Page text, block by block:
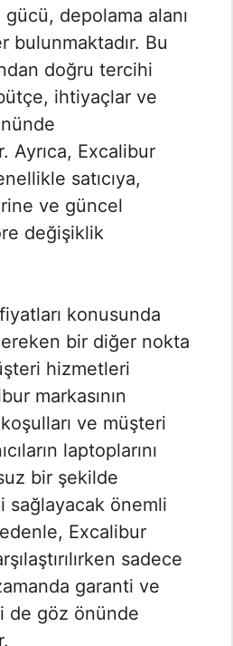
depolama alanı
bulunmaktadır. Bu
doğru tercihi
ihtiyaçlar ve
Ayrıca, Excalibur
satıcıya,
ve güncel
değişiklik
konusunda
bir diğer nokta
hizmetleri
markasının
ve müşteri
laptoplarını
bir şekilde
sağlayacak önemli
Excalibur
sadece
garanti ve
de göz önünde